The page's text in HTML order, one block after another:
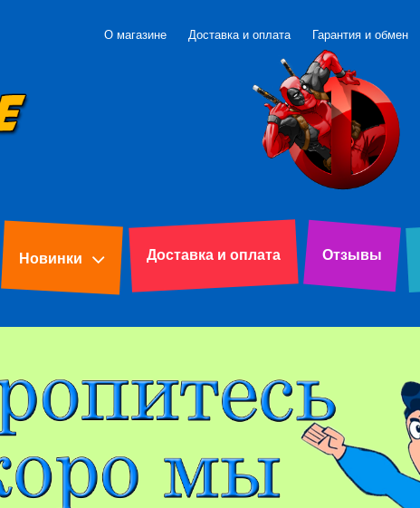
О магазине Доставка и оплата Гарантия и обмен
Новинки Доставка и оплата Отзывы